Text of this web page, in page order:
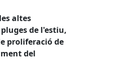
altes
de l'estiu,
proliferació de
del